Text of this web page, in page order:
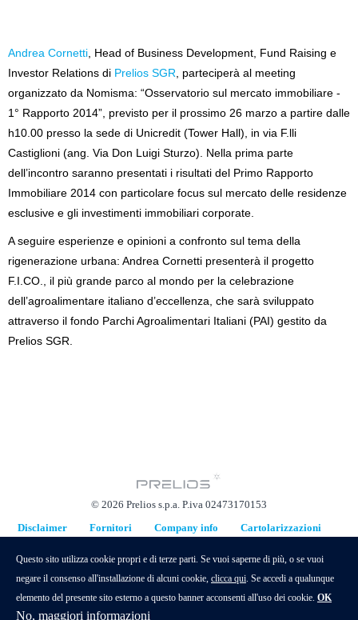
Andrea Cornetti , Head of Business Development, Fund Raising e
Investor Relations di Prelios SGR , parteciperà al meeting
organizzato da Nomisma: “Osservatorio sul mercato immobiliare -
1° Rapporto 2014”, previsto per il prossimo 26 marzo a partire dalle
h10.00 presso la sede di Unicredit (Tower Hall), in via F.lli
Castiglioni (ang. Via Don Luigi Sturzo). Nella prima parte
dell’incontro saranno presentati i risultati del Primo Rapporto
Immobiliare 2014 con particolare focus sul mercato delle residenze
esclusive e gli investimenti immobiliari corporate.
A seguire esperienze e opinioni a confronto sul tema della
rigenerazione urbana: Andrea Cornetti presenterà il progetto
F.I.CO., il più grande parco al mondo per la celebrazione
dell’agroalimentare italiano d’eccellenza, che sarà sviluppato
attraverso il fondo Parchi Agroalimentari Italiani (PAI) gestito da
Prelios SGR.
© 2026 Prelios s.p.a. P.iva 02473170153
Disclaimer
Fornitori Company info
Cartolarizzazioni
hidden
Questo sito utilizza cookie propri e di terze parti. Se vuoi saperne di più, o se vuoi
negare il consenso all'installazione di alcuni cookie, clicca qui. Se accedi a qualunque
elemento del presente sito esterno a questo banner acconsenti all'uso dei cookie. OK
No, maggiori informazioni